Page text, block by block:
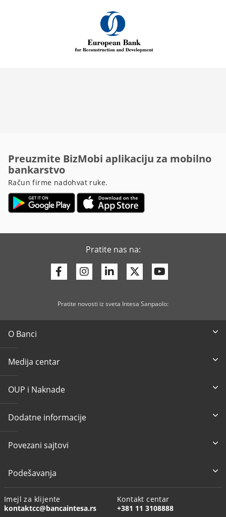
Preuzmite BizMobi aplikaciju za mobilno
bankarstvo
Račun firme nadohvat ruke.
Pratite nas na:
FacebookInstagram
LinkedinTwitter
Pratite novosti iz sveta Intesa Sanpaolo:
O Banci
Medija centar
OUP i Naknade
Dodatne informacije
Povezani sajtovi
Podešavanja
Imejl za klijente
kontaktcc@bancaintesa.rs
Kontakt centar
+381 11 3108888